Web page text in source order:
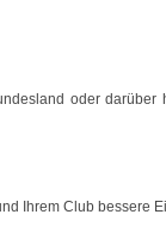
oder darüber
Ihrem Club bessere